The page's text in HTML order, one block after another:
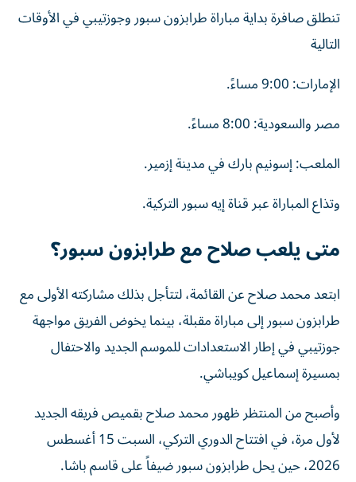
تنطلق صافرة بداية مباراة طرابزون سبور وجوزتيبي في الأوقات
التالية
الإمارات: 9:00 مساءً.
مصر والسعودية: 8:00 مساءً.
الملعب: إسونيم بارك في مدينة إزمير.
وتذاع المباراة عبر قناة إيه سبور التركية.
متى يلعب صلاح مع طرابزون سبور؟
ابتعد محمد صلاح عن القائمة، لتتأجل بذلك مشاركته الأولى مع
طرابزون سبور إلى مباراة مقبلة، بينما يخوض الفريق مواجهة
جوزتيبي في إطار الاستعدادات للموسم الجديد والاحتفال
بمسيرة إسماعيل كويباشي.
وأصبح من المنتظر ظهور محمد صلاح بقميص فريقه الجديد
لأول مرة، في افتتاح الدوري التركي، السبت 15 أغسطس
2026، حين يحل طرابزون سبور ضيفاً على قاسم باشا.